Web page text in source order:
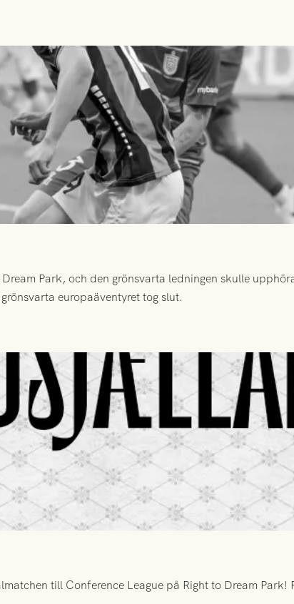
Park, och den grönsvarta ledningen skulle
europaäventyret tog slut.
till Conference League på Right to Dream